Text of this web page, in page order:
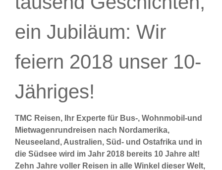
ein Jubiläum: Wir
feiern 2018 unser 10-
Jähriges!
TMC Reisen, Ihr Experte für Bus-, Wohnmobil-und
Mietwagenrundreisen nach Nordamerika,
Neuseeland, Australien, Süd- und Ostafrika und in
die Südsee wird im Jahr 2018 bereits 10 Jahre alt!
Zehn Jahre voller Reisen in alle Winkel dieser Welt,